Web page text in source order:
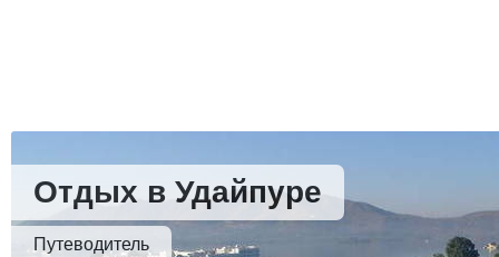
Отдых в Удайпуре
Путеводитель